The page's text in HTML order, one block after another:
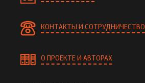
КОНТАКТЫ И СОТРУДНИЧЕСТВО
О ПРОЕКТЕ И АВТОРАХ